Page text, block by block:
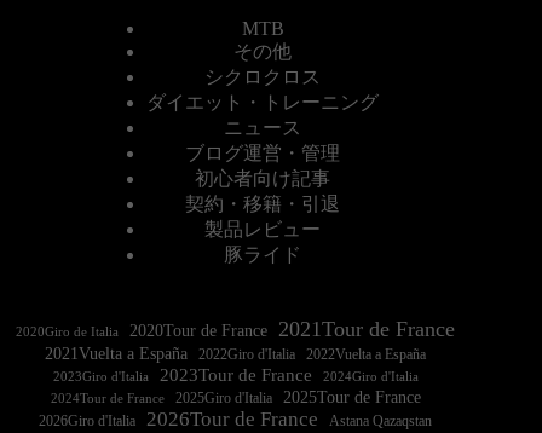
MTB
その他
シクロクロス
ダイエット・トレーニング
ニュース
ブログ運営・管理
初心者向け記事
契約・移籍・引退
製品レビュー
豚ライド
2020Giro de Italia 2020Tour de France 2021Tour de France
2021Vuelta a España 2022Vuelta a España
2023Giro d'Italia 2023Tour de France
2024Tour de France
2025Giro d'Italia 2025Tour de France
2026Giro d'Italia 2026Tour de France Astana Qazaqstan